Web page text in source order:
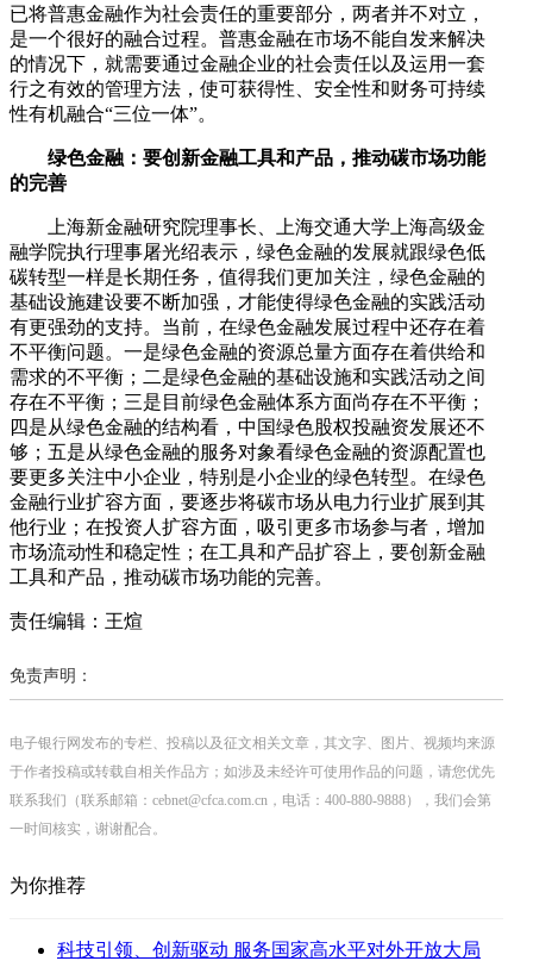
已将普惠金融作为社会责任的重要部分，两者并不对立，
是一个很好的融合过程。普惠金融在市场不能自发来解决
的情况下，就需要通过金融企业的社会责任以及运用一套
行之有效的管理方法，使可获得性、安全性和财务可持续
性有机融合“三位一体”。
绿色金融：要创新金融工具和产品，推动碳市场功能
的完善
上海新金融研究院理事长、上海交通大学上海高级金
融学院执行理事屠光绍表示，绿色金融的发展就跟绿色低
碳转型一样是长期任务，值得我们更加关注，绿色金融的
基础设施建设要不断加强，才能使得绿色金融的实践活动
有更强劲的支持。当前，在绿色金融发展过程中还存在着
不平衡问题。一是绿色金融的资源总量方面存在着供给和
需求的不平衡；二是绿色金融的基础设施和实践活动之间
存在不平衡；三是目前绿色金融体系方面尚存在不平衡；
四是从绿色金融的结构看，中国绿色股权投融资发展还不
够；五是从绿色金融的服务对象看绿色金融的资源配置也
要更多关注中小企业，特别是小企业的绿色转型。在绿色
金融行业扩容方面，要逐步将碳市场从电力行业扩展到其
他行业；在投资人扩容方面，吸引更多市场参与者，增加
市场流动性和稳定性；在工具和产品扩容上，要创新金融
工具和产品，推动碳市场功能的完善。
责任编辑：王煊
免责声明：
电子银行网发布的专栏、投稿以及征文相关文章，其文字、图片、视频均来源
于作者投稿或转载自相关作品方；如涉及未经许可使用作品的问题，请您优先
联系我们（联系邮箱：cebnet@cfca.com.cn，电话：400-880-9888），我们会第
一时间核实，谢谢配合。
为你推荐
科技引领、创新驱动 服务国家高水平对外开放大局